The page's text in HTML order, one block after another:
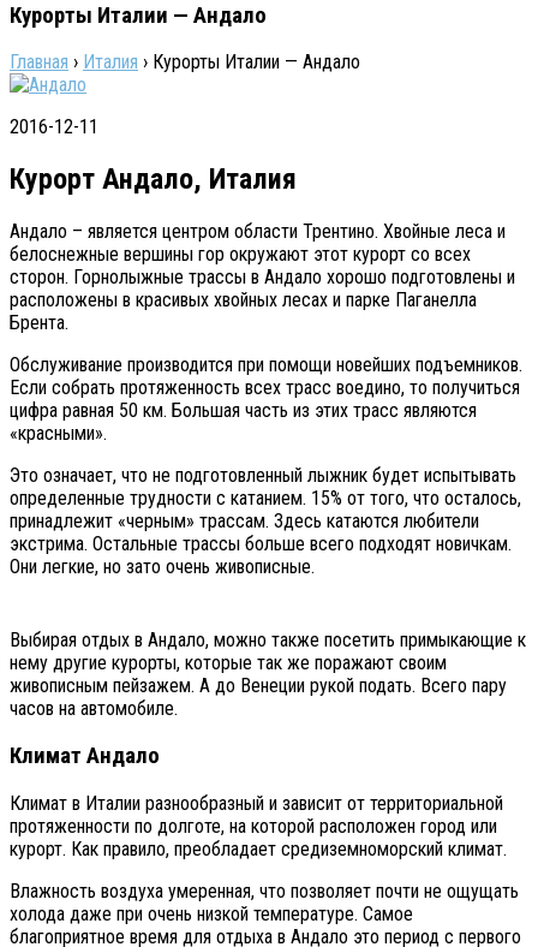
Курорты Италии — Андало
Главная › Италия › Курорты Италии — Андало
2016-12-11
Курорт Андало, Италия
Андало – является центром области Трентино. Хвойные леса и
белоснежные вершины гор окружают этот курорт со всех
сторон. Горнолыжные трассы в Андало хорошо подготовлены и
расположены в красивых хвойных лесах и парке Паганелла
Брента.
Обслуживание производится при помощи новейших подъемников.
Если собрать протяженность всех трасс воедино, то получиться
цифра равная 50 км. Большая часть из этих трасс являются
«красными».
Это означает, что не подготовленный лыжник будет испытывать
определенные трудности с катанием. 15% от того, что осталось,
принадлежит «черным» трассам. Здесь катаются любители
экстрима. Остальные трассы больше всего подходят новичкам.
Они легкие, но зато очень живописные.
Выбирая отдых в Андало, можно также посетить примыкающие к
нему другие курорты, которые так же поражают своим
живописным пейзажем. А до Венеции рукой подать. Всего пару
часов на автомобиле.
Климат Андало
Климат в Италии разнообразный и зависит от территориальной
протяженности по долготе, на которой расположен город или
курорт. Как правило, преобладает средиземноморский климат.
Влажность воздуха умеренная, что позволяет почти не ощущать
холода даже при очень низкой температуре. Самое
благоприятное время для отдыха в Андало это период с первого